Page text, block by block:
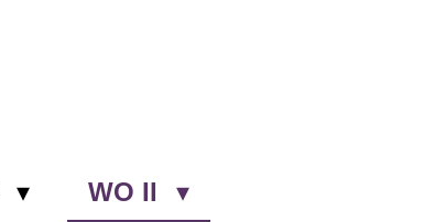
WO II